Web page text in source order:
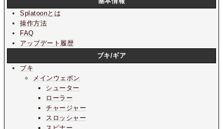
Splatoonとは
操作方法
FAQ
アップデート履歴
ブキ/ギア
ブキ
メインウェポン
シューター
ローラー
チャージャー
スロッシャー